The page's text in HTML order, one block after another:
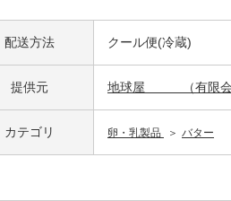
配送方法 クール便(冷蔵)
提供元 地球屋 （有限会
カテゴリ 卵・乳製品 バター